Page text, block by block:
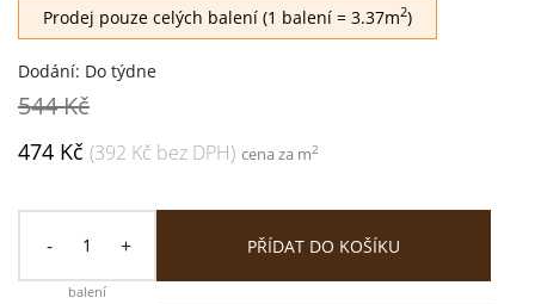
Prodej pouze celých balení (1 balení = 3.37m2)
Dodání: Do týdne
544 Kč
474 Kč (392 Kč bez DPH) cena za m2
- +
balení
PŘÍDAT DO KOŠÍKU